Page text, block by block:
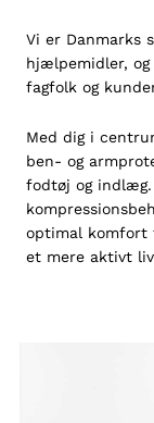
Vi er Danmarks
hjælpemidler, og
fagfolk og
Med dig i
ben- og
fodtøj og indlæg
optimal komfort
et mere aktivt